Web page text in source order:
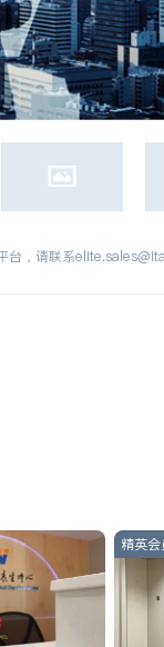
台，请联系
精英会